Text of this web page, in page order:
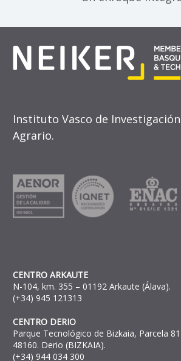
Instituto Vasco de
Agrario.
CENTRO ARKAUTE
N-104, km. 355 – 01192 Arkaute (Álava).
(+34) 945 121313
CENTRO DERIO
Parque Tecnológico de Bizkaia, Parcela
48160. Derio (BIZKAIA).
(+34) 944 034 300